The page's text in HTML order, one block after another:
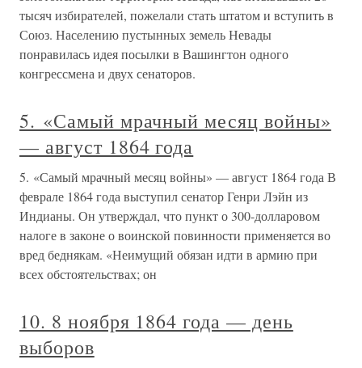
тысяч избирателей, пожелали стать штатом и вступить в
Союз. Населению пустынных земель Невады
понравилась идея посылки в Вашингтон одного
конгрессмена и двух сенаторов.
5. «Самый мрачный месяц войны»
— август 1864 года
5. «Самый мрачный месяц войны» — август 1864 года В
феврале 1864 года выступил сенатор Генри Лэйн из
Индианы. Он утверждал, что пункт о 300-долларовом
налоге в законе о воинской повинности применяется во
вред беднякам. «Неимущий обязан идти в армию при
всех обстоятельствах; он
10. 8 ноября 1864 года — день
выборов